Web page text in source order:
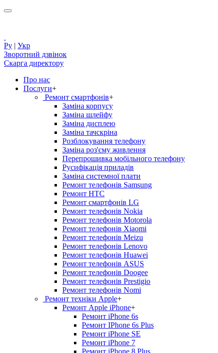
Ру | Укр
Зворотний дзвінок
Скарга директору
Про нас
Послуги+
Ремонт смартфонів+
Заміна корпусу
Заміна шлейфу
Заміна дисплею
Заміна тачскріна
Розблокування телефону
Заміна роз'єму живлення
Перепрошивка мобільного телефону
Русифікація приладів
Заміна системної плати
Ремонт телефонів Samsung
Ремонт HTC
Ремонт смартфонів LG
Ремонт телефонів Nokia
Ремонт телефонів Motorola
Ремонт телефонів Xiaomi
Ремонт телефонів Meizu
Ремонт телефонів Lenovo
Ремонт телефонів Huawei
Ремонт телефонів ASUS
Ремонт телефонів Doogee
Ремонт телефонів Prestigio
Ремонт телефонів Nomi
Ремонт техніки Apple+
Ремонт Apple iPhone+
Ремонт iPhone 6s
Ремонт IPhone 6s Plus
Ремонт iPhone SE
Ремонт iPhone 7
Ремонт iPhone 8 Plus